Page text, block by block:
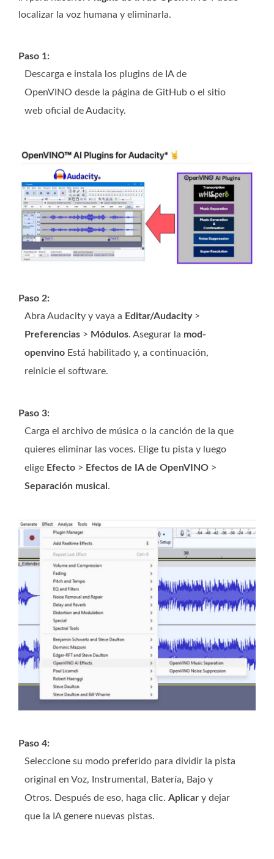
localizar la voz humana y eliminarla.
Paso 1:
Descarga e instala los plugins de IA de
OpenVINO desde la página de GitHub o el sitio
web oficial de Audacity.
Paso 2:
Abra Audacity y vaya a Editar/Audacity>
Preferencias > Módulos. Asegurar la mod-
openvino Está habilitado y, a continuación,
reinicie el software.
Paso 3:
Carga el archivo de música o la canción de la que
quieres eliminar las voces. Elige tu pista y luego
elige Efecto > Efectos de IA de OpenVINO >
Separación musical .
Paso 4:
Seleccione su modo preferido para dividir la pista
original en Voz, Instrumental, Batería, Bajo y
Otros. Después de eso, haga clic. Aplicar y dejar
que la IA genere nuevas pistas.